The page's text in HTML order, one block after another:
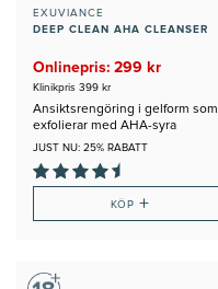
EXUVIANCE
DEEP CLEAN AHA CLEANSER
Onlinepris: 299 kr
Klinikpris 399 kr
Ansiktsrengöring i gelform som
exfolierar med AHA-syra
JUST NU: 25% RABATT
KÖP +